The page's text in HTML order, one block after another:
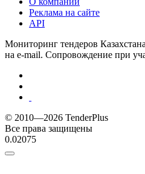
Реклама на сайте
API
Мониторинг тендеров
на e-mail. Сопровождение при
© 2010—2026 TenderPlus
Все права защищены
0.02075